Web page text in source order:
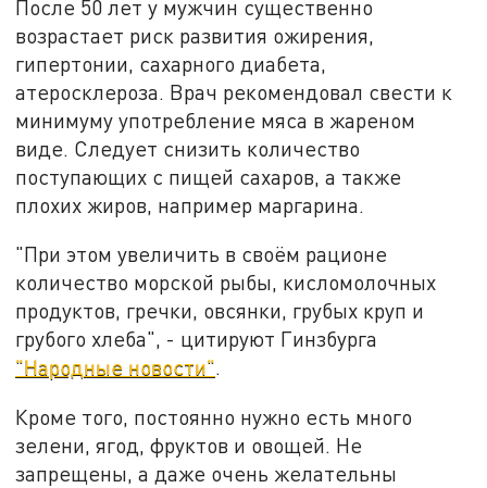
После 50 лет у мужчин существенно
возрастает риск развития ожирения,
гипертонии, сахарного диабета,
атеросклероза. Врач рекомендовал свести к
минимуму употребление мяса в жареном
виде. Следует снизить количество
поступающих с пищей сахаров, а также
плохих жиров, например маргарина.
"При этом увеличить в своём рационе
количество морской рыбы, кисломолочных
продуктов, гречки, овсянки, грубых круп и
грубого хлеба", - цитируют Гинзбурга
"Народные новости".
Кроме того, постоянно нужно есть много
зелени, ягод, фруктов и овощей. Не
запрещены, а даже очень желательны